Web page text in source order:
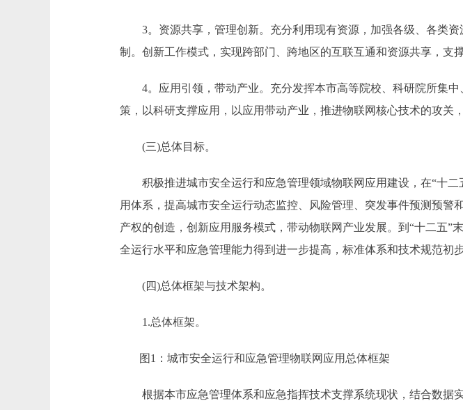
3。资源共享，管理创新。充分利用现有资源，加强各级、各类资
制。创新工作模式，实现跨部门、跨地区的互联互通和资源共享，支
4。应用引领，带动产业。充分发挥本市高等院校、科研院所集中
策，以科研支撑应用，以应用带动产业，推进物联网核心技术的攻关
(三)总体目标。
积极推进城市安全运行和应急管理领域物联网应用建设，在“十二
用体系，提高城市安全运行动态监控、风险管理、突发事件预测预
产权的创造，创新应用服务模式，带动物联网产业发展。到“十二五
全运行水平和应急管理能力得到进一步提高，标准体系和技术规范初
(四)总体框架与技术架构。
1.总体框架。
图1：城市安全运行和应急管理物联网应用总体框架
根据本市应急管理体系和应急指挥技术支撑系统现状，结合数据